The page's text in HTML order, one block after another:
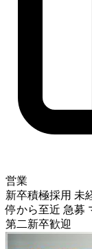
営業
新卒積極採用 未
停から至近 急募
第二新卒歓迎